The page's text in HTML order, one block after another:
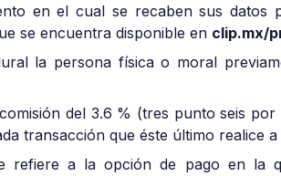
en el cual se recaben sus datos
se encuentra disponible en clip.mx/
la persona física o moral
del 3.6 % (tres punto seis
transacción que éste último realice
refiere a la opción de pago en la